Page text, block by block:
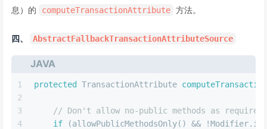
息）的
computeTransactionAttribute 方法。
四、 AbstractFallbackTransactionAttributeSource
JAVA
1
2
3
4
protected TransactionAttribute
// Don't allow no-public methods as required.
if (allowPublicMethodsOnly() &&